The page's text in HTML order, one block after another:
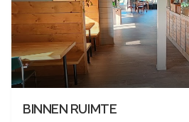
BINNEN RUIMTE